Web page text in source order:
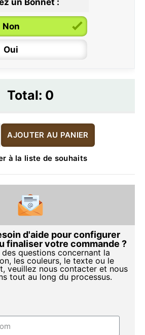
un Bonnet :
Non
Oui
Total: 0
AJOUTER AU PANIER
à la liste de souhaits
d'aide pour configurer
finaliser votre commande ?
questions concernant la
les couleurs, le texte ou le
veuillez nous contacter et nous
tout au long du processus.